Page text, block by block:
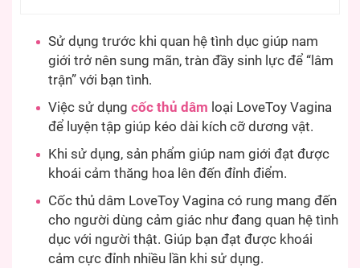
Sử dụng trước khi quan hệ tình dục giúp nam
giới trở nên sung mãn, tràn đầy sinh lực để “lâm
trận” với bạn tình.
Việc sử dụng cốc thủ dâm loại LoveToy Vagina
để luyện tập giúp kéo dài kích cỡ dương vật.
Khi sử dụng, sản phẩm giúp nam giới đạt được
khoái cảm thăng hoa lên đến đỉnh điểm.
Cốc thủ dâm LoveToy Vagina có rung mang đến
cho người dùng cảm giác như đang quan hệ tình
dục với người thật. Giúp bạn đạt được khoái
cảm cực đỉnh nhiều lần khi sử dụng.